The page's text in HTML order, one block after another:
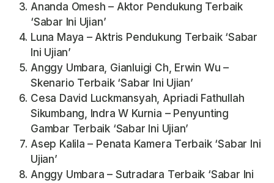
Ananda Omesh – Aktor Pendukung Terbaik
‘Sabar Ini Ujian’
Luna Maya – Aktris Pendukung Terbaik ‘Sabar
Ini Ujian’
Anggy Umbara, Gianluigi Ch, Erwin Wu –
Skenario Terbaik ‘Sabar Ini Ujian’
Cesa David Luckmansyah, Apriadi Fathullah
Sikumbang, Indra W Kurnia – Penyunting
Gambar Terbaik ‘Sabar Ini Ujian’
Asep Kalila – Penata Kamera Terbaik ‘Sabar Ini
Ujian’
Anggy Umbara – Sutradara Terbaik ‘Sabar Ini